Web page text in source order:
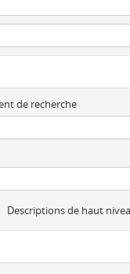
de recherche
Descriptions de haut